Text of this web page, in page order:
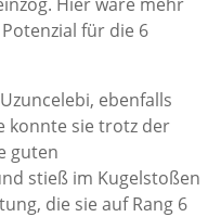
zial für die 6
ebenfalls
konnte sie trotz der
guten
stieß im Kugelstoßen
die sie auf Rang 6